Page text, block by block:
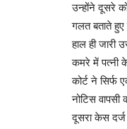
उन्होंने दूसरे
गलत बताते
हाल ही जारी
कमरे में पत्नी
कोर्ट ने सिर्फ
नोटिस
दूसरा केस